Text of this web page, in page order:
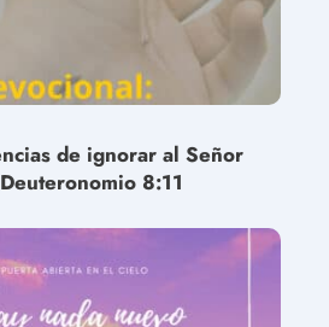
de ignorar al Señor
8:11